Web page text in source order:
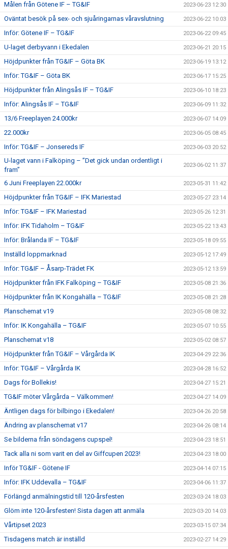
Målen från Götene IF – TG&IF 2023-06-23 12:30
Oväntat besök på sex- och sjuåringarnas våravslutning 2023-06-22 10:03
Inför: Götene IF – TG&IF 2023-06-22 09:45
U-laget derbyvann i Ekedalen 2023-06-21 20:15
Höjdpunkter från TG&IF – Göta BK 2023-06-19 13:12
Inför: TG&IF – Göta BK 2023-06-17 15:25
Höjdpunkter från Alingsås IF – TG&IF 2023-06-10 18:23
Inför: Alingsås IF – TG&IF 2023-06-09 11:32
13/6 Freeplayen 24.000kr 2023-06-07 14:09
22.000kr 2023-06-05 08:45
Inför: TG&IF – Jonsereds IF 2023-06-03 20:52
U-laget vann i Falköping – ”Det gick undan ordentligt i
fram”
2023-06-02 11:37
6 Juni Freeplayen 22.000kr 2023-05-31 11:42
Höjdpunkter från TG&IF – IFK Mariestad 2023-05-27 23:14
Inför: TG&IF – IFK Mariestad 2023-05-26 12:31
Inför: IFK Tidaholm – TG&IF 2023-05-22 13:43
Inför: Brålanda IF – TG&IF 2023-05-18 09:55
Inställd loppmarknad 2023-05-12 17:49
Inför: TG&IF – Åsarp-Trädet FK 2023-05-12 13:59
Höjdpunkter från IFK Falköping – TG&IF 2023-05-08 21:36
Höjdpunkter från IK Kongahälla – TG&IF 2023-05-08 21:28
Planschemat v19 2023-05-08 08:32
Inför: IK Kongahälla – TG&IF 2023-05-07 10:55
Planschemat v18 2023-05-02 08:57
Höjdpunkter från TG&IF – Vårgårda IK 2023-04-29 22:36
Inför: TG&IF – Vårgårda IK 2023-04-28 16:52
Dags för Bollekis! 2023-04-27 15:21
TG&IF möter Vårgårda – Välkommen! 2023-04-27 14:09
Äntligen dags för bilbingo i Ekedalen! 2023-04-26 20:58
Ändring av planschemat v17 2023-04-26 08:14
Se bilderna från söndagens cupspel! 2023-04-23 18:51
Tack alla ni som varit en del av Giffcupen 2023! 2023-04-23 18:00
Inför TG&IF - Götene IF 2023-04-14 07:15
Inför: IFK Uddevalla – TG&IF 2023-04-06 11:37
Förlängd anmälningstid till 120-årsfesten 2023-03-24 18:03
Glöm inte 120-årsfesten! Sista dagen att anmäla 2023-03-20 14:03
Vårtipset 2023 2023-03-15 07:34
Tisdagens match är inställd 2023-02-27 14:29